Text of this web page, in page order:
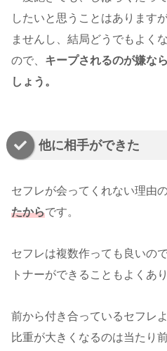
したいと思うことはあります
ませんし、結局どうでもよく
ので、 キープされるのが嫌な
しょう。
他に相手ができた
セフレが会ってくれない理由
たからです。
セフレは複数作っても良いの
トナーができることもよくあり
前から付き合っているセフレ
比重が大きくなるのは当たり